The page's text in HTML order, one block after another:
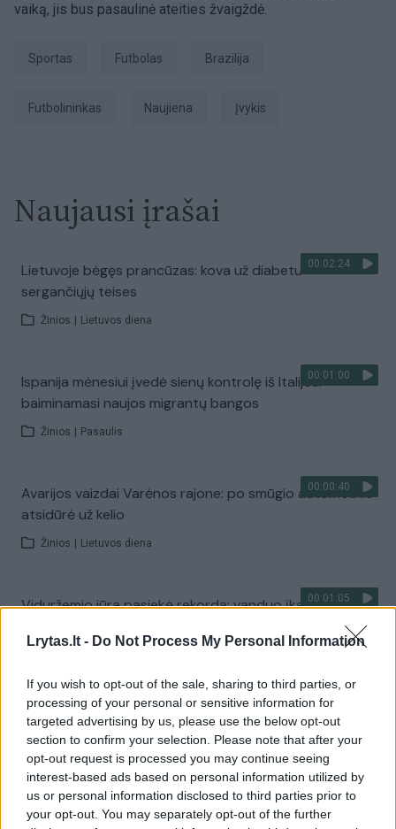
Lrytas.lt - Do Not Process My Personal Information
If you wish to opt-out of the sale, sharing to third parties, or
processing of your personal or sensitive information for
targeted advertising by us, please use the below opt-out
section to confirm your selection. Please note that after your
opt-out request is processed you may continue seeing
interest-based ads based on personal information utilized by
us or personal information disclosed to third parties prior to
your opt-out. You may separately opt-out of the further
vaiką, jis bus pasaulinė ateities žvaigždė.
sportas Futbolas Brazilija
futbolininkas naujiena įvykis
Naujausi įrašai
00:02:24
Lietuvoje bėgęs prancūzas: kova už diabetu
sergančiųjų teises
Žinios Lietuvos diena
00:01:00
Ispanija mėnesiui įvedė sienų kontrolę iš Italijos:
baiminamasi naujos migrantų bangos
Žinios Pasaulis
00:00:40
Avarijos vaizdai Varėnos rajone: po smūgio automobilis
atsidūrė už kelio
Žinios Lietuvos diena
00:01:05
Viduržemio jūra pasiekė rekordą: vanduo įkaito iki 33
Visi įrašai
Žiūrimiausi įrašai